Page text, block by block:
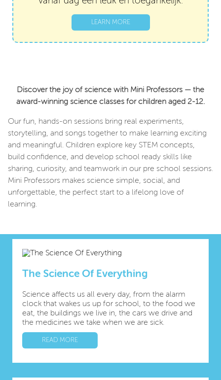
LEARN MORE
Discover the joy of science with Mini Professors — the
award-winning science classes for children aged 2-12.
Our fun, hands-on sessions bring real experiments,
storytelling, and songs together to make learning exciting
and meaningful. Children explore key STEM concepts,
build confidence, and develop school ready skills like
sharing, curiosity, and teamwork in our pre school sessions.
Mini Professors makes science simple, social, and
unforgettable, the perfect start to a lifelong love of
learning.
The Science Of Everything
Science affects us all every day, from the alarm
clock that wakes us up for school, to the food we
eat, the buildings we live in, the cars we drive and
the medicines we take when we are sick.
READ MORE